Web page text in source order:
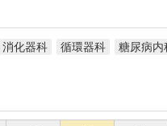
消化器科 循環器科 糖尿病内